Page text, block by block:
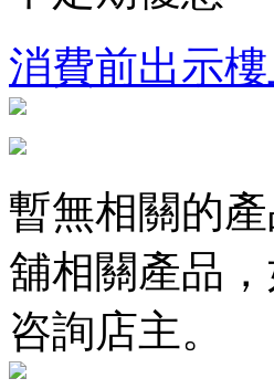
消費前出示
暫無相關的
舖相關產品
咨詢店主。